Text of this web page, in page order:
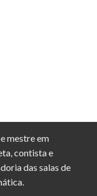
mestre em
contista e
das salas de